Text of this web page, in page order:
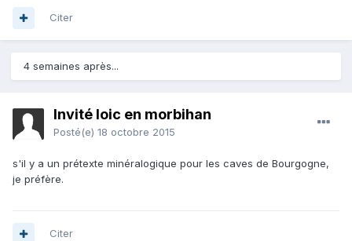
Citer
4 semaines après...
Invité loic en morbihan
Posté(e) 18 octobre 2015
s'il y a un prétexte minéralogique pour les caves de Bourgogne,
je préfère.
Citer